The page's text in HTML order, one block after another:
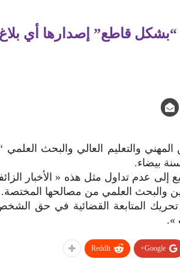
“بشكل قاطع” إصدارها أي
المهني والتعليم العالي والبحث
بيضاء.
إلى عدم تداول مثل هذه « الأخبار
والبحث العلمي من مصالحها المختصة.
المتابعة القضائية في حق
».
Google+
ReddIt